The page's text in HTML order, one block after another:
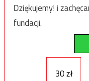
Dziękujemy! i
fundacji.
30 zł